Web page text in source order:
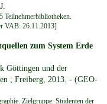
Teilnehmerbibliotheken.
VAB: 26.11.2013]
zum System Erde
Göttingen und der
; Freiberg, 2013. - (GEO-
Zielgruppe: Studenten der